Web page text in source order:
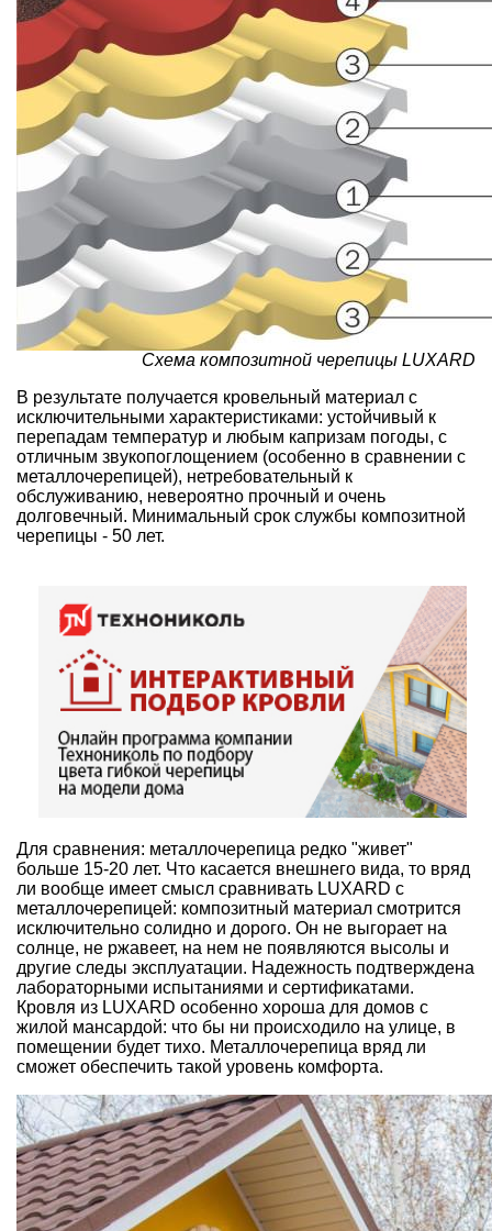
Cхема композитной черепицы LUXARD
В результате получается кровельный материал с
исключительными характеристиками: устойчивый к
перепадам температур и любым капризам погоды, с
отличным звукопоглощением (особенно в сравнении с
металлочерепицей), нетребовательный к
обслуживанию, невероятно прочный и очень
долговечный. Минимальный срок службы композитной
черепицы - 50 лет.
Для сравнения: металлочерепица редко "живет"
больше 15-20 лет. Что касается внешнего вида, то вряд
ли вообще имеет смысл сравнивать LUXARD с
металлочерепицей: композитный материал смотрится
исключительно солидно и дорого. Он не выгорает на
солнце, не ржавеет, на нем не появляются высолы и
другие следы эксплуатации. Надежность подтверждена
лабораторными испытаниями и сертификатами.
Кровля из LUXARD особенно хороша для домов с
жилой мансардой: что бы ни происходило на улице, в
помещении будет тихо. Металлочерепица вряд ли
сможет обеспечить такой уровень комфорта.